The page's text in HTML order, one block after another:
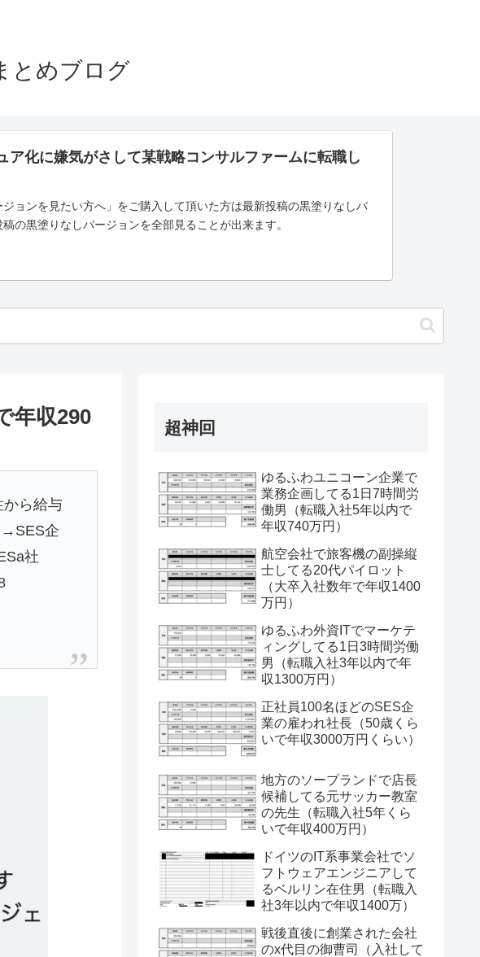
とめブログ
化に嫌気がさして某戦略コンサルファームに転職し
ョンを見たい方へ」をご購入して頂いた方は最新投稿の黒塗りなしバ
の黒塗りなしバージョンを全部見ることが出来ます。
年収290
から給与
企
社
超神回
ゆるふわユニコーン企業で
業務企画してる1日7時間労
働男（転職入社5年以内で
年収740万円）
航空会社で旅客機の副操縦
士してる20代パイロット
（大卒入社数年で年収1400
万円）
ゆるふわ外資ITでマーケテ
ィングしてる1日3時間労働
男（転職入社3年以内で年
収1300万円）
正社員100名ほどのSES企
業の雇われ社長（50歳くら
いで年収3000万円くらい）
地方のソープランドで店長
候補してる元サッカー教室
の先生（転職入社5年くら
いで年収400万円）
ドイツのIT系事業会社でソ
フトウェアエンジニアして
るベルリン在住男（転職入
社3年以内で年収1400万）
戦後直後に創業された会社
のx代目の御曹司（入社して